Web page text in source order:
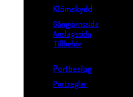
Klämskydd
Gångjärnssida
Anslagssida
Tillbehör
Portbeslag
Portreglar